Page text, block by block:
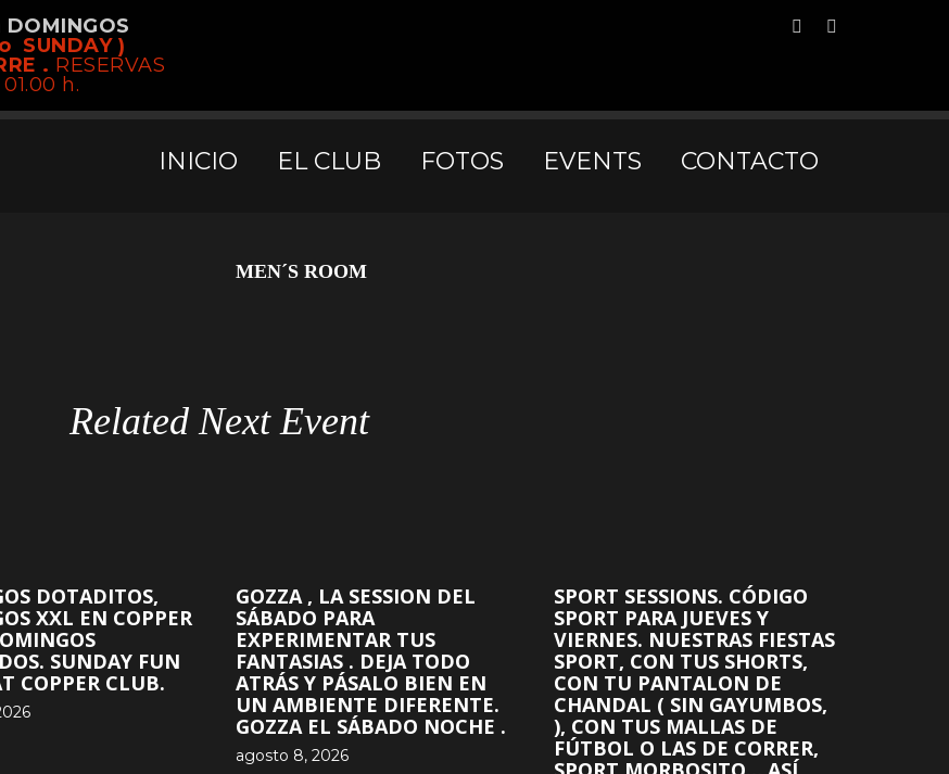
SUNDAY )
. RESERVAS
01.00 h.
INICIO EL CLUB FOTOS EVENTS CONTACTO
- Copper Club Benidorm
MEN´S ROOM
Related Next Event
DOTADITOS,
XXL EN COPPER
SUNDAY FUN
COPPER CLUB.
GOZZA , LA SESSION DEL
SÁBADO PARA
EXPERIMENTAR TUS
FANTASIAS . DEJA TODO
ATRÁS Y PÁSALO BIEN EN
UN AMBIENTE DIFERENTE.
GOZZA EL SÁBADO NOCHE .
agosto 8, 2026
SPORT SESSIONS. CÓDIGO
SPORT PARA JUEVES Y
VIERNES. NUESTRAS FIESTAS
SPORT, CON TUS SHORTS,
CON TU PANTALON DE
CHANDAL ( SIN GAYUMBOS,
), CON TUS MALLAS DE
FÚTBOL O LAS DE CORRER,